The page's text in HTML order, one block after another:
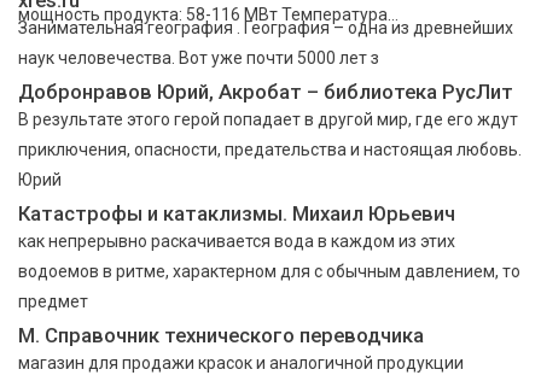
мощность продукта: 58-116 МВт Температура...
Занимательная география . География – одна из древнейших
наук человечества. Вот уже почти 5000 лет з
Добронравов Юрий, Акробат – библиотека РусЛит
В результате этого герой попадает в другой мир, где его ждут
приключения, опасности, предательства и настоящая любовь.
Юрий
Катастрофы и катаклизмы. Михаил Юрьевич
как непрерывно раскачивается вода в каждом из этих
водоемов в ритме, характерном для с обычным давлением, то
предмет
М. Справочник технического переводчика
магазин для продажи красок и аналогичной продукции